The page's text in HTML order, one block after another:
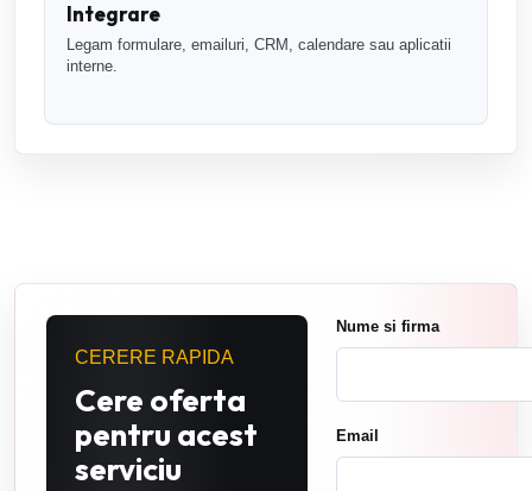
Integrare
Legam formulare, emailuri, CRM, calendare sau aplicatii
interne.
CERERE RAPIDA
Cere oferta
pentru acest
serviciu
Nume si firma
Email